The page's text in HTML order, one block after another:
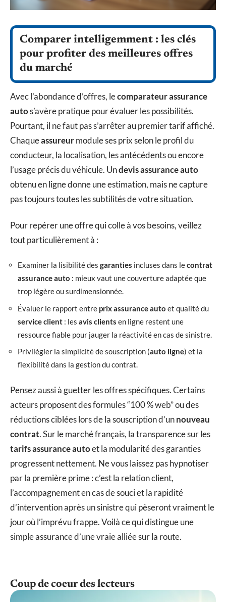
Comparer intelligemment : les clés
pour profiter des meilleures offres
du marché
Avec l’abondance d’offres, lecomparateur assurance
autos’avère pratique pour évaluer les possibilités.
Pourtant, il ne faut pas s’arrêter au premier tarif affiché.
Chaqueassureurmodule ses prix selon le profil du
conducteur, la localisation, les antécédents ou encore
l’usage précis du véhicule. Undevis assurance auto
obtenu en ligne donne une estimation, mais ne capture
pas toujours toutes les subtilités de votre situation.
Pour repérer une offre qui colle à vos besoins, veillez
tout particulièrement à :
Examiner la lisibilité des garanties incluses dans lecontrat
assurance auto : mieux vaut une couverture adaptée que
trop légère ou surdimensionnée.
Évaluer le rapport entre prix assurance auto et qualité du
service client : les avis clients en ligne restent une
ressource fiable pour jauger la réactivité en cas de sinistre.
Privilégier la simplicité de souscription (auto ligne) et la
flexibilité dans la gestion du contrat.
Pensez aussi à guetter les offres spécifiques. Certains
acteurs proposent des formules “100 % web” ou des
réductions ciblées lors de la souscription d’unnouveau
contrat. Sur le marché français, la transparence sur les
tarifs assurance autoet la modularité des garanties
progressent nettement. Ne vous laissez pas hypnotiser
par la première prime : c’est la relation client,
l’accompagnement en cas de souci et la rapidité
d’intervention après un sinistre qui pèseront vraiment le
jour où l’imprévu frappe. Voilà ce qui distingue une
simple assurance d’une vraie alliée sur la route.
Coup de coeur des lecteurs